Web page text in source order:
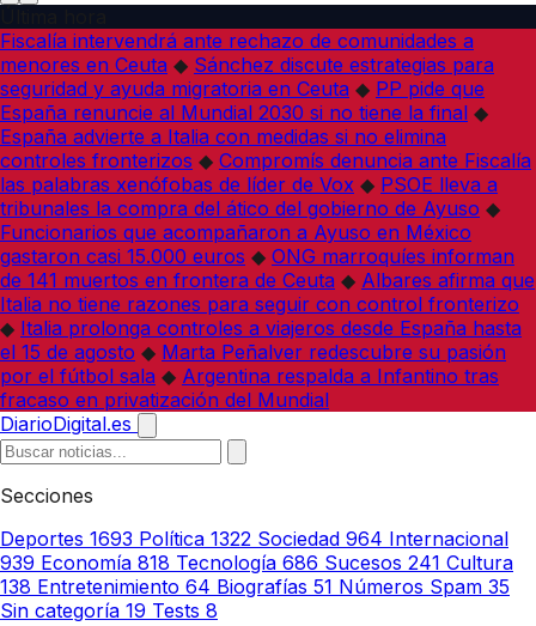
Fiscalía intervendrá ante rechazo de comunidades a
menores en Ceuta ◆ Sánchez discute estrategias para
seguridad y ayuda migratoria en Ceuta ◆ PP pide que
España renuncie al Mundial 2030 si no tiene la final ◆
España advierte a Italia con medidas si no elimina
controles fronterizos ◆ Compromís denuncia ante Fiscalía
las palabras xenófobas de líder de Vox ◆ PSOE lleva a
tribunales la compra del ático del gobierno de Ayuso ◆
Funcionarios que acompañaron a Ayuso en México
gastaron casi 15.000 euros ◆ ONG marroquíes informan
de 141 muertos en frontera de Ceuta ◆ Albares afirma que
Italia no tiene razones para seguir con control fronterizo
◆ Italia prolonga controles a viajeros desde España hasta
el 15 de agosto ◆ Marta Peñalver redescubre su pasión
por el fútbol sala ◆ Argentina respalda a Infantino tras
fracaso en privatización del Mundial
DiarioDigital.es
Secciones
Deportes 1693 Política 1322 Sociedad 964 Internacional
939 Economía 818 Tecnología 686 Sucesos 241 Cultura
138 Entretenimiento 64 Biografías 51 Números Spam 35
Sin categoría 19 Tests 8